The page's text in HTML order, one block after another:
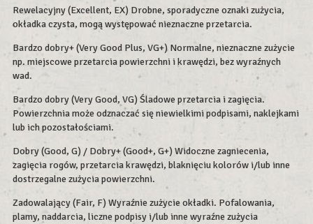
Rewelacyjny (Excellent, EX) Drobne, sporadyczne oznaki zużycia,
okładka czysta, mogą występować nieznaczne przetarcia.
Bardzo dobry+ (Very Good Plus, VG+) Normalne, nieznaczne zużycie
np. miejscowe przetarcia powierzchni i krawędzi, bez wyraźnych
wad.
Bardzo dobry (Very Good, VG) Śladowe przetarcia i zagięcia.
Powierzchnia może odznaczać się niewielkimi podpisami, naklejkami
lub ich pozostałościami.
Dobry (Good, G) / Dobry+ (Good+, G+) Widoczne zagniecenia,
zagięcia rogów, przetarcia krawędzi, blaknięciu kolorów i/lub inne
dostrzegalne zużycia powierzchni.
Zadowalający (Fair, F) Wyraźnie zużycie okładki. Pofalowania,
plamy, naddarcia, liczne podpisy i/lub inne wyraźne zużycia